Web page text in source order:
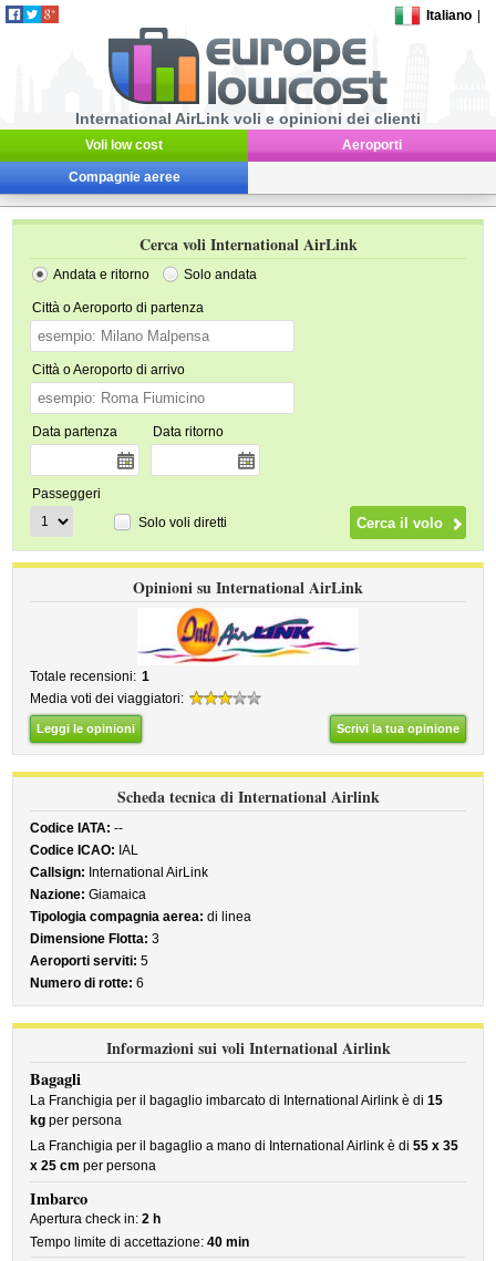
Italiano
International AirLink voli e opinioni dei clienti
Voli low cost Aeroporti
Compagnie aeree
Cerca voli International AirLink
Andata e ritorno Solo andata
Città o Aeroporto di partenza
Città o Aeroporto di arrivo
Data partenza Data ritorno
Passeggeri
Solo voli diretti
Opinioni su International AirLink
Totale recensioni: 1
Media voti dei viaggiatori:
Leggi le opinioni Scrivi la tua opinione
Scheda tecnica di International Airlink
Codice IATA: --
Codice ICAO: IAL
Callsign: International AirLink
Nazione: Giamaica
Tipologia compagnia aerea: di linea
Dimensione Flotta: 3
Aeroporti serviti: 5
Numero di rotte: 6
Informazioni sui voli International Airlink
Bagagli
La Franchigia per il bagaglio imbarcato di International Airlink è di15
kg per persona
La Franchigia per il bagaglio a mano di International Airlink è di55 x 35
x 25 cm per persona
Imbarco
Apertura check in:2 h
Tempo limite di accettazione:40 min